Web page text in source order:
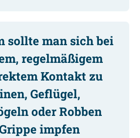
sollte man sich bei
regelmäßigem
Kontakt zu
Geflügel,
oder Robben
impfen